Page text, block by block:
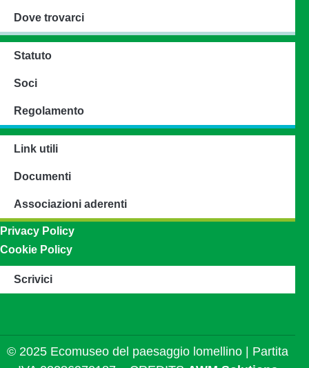
Dove trovarci
Statuto
Soci
Regolamento
Link utili
Documenti
Associazioni aderenti
Privacy Policy
Cookie Policy
Scrivici
© 2025 Ecomuseo del paesaggio lomellino | Partita